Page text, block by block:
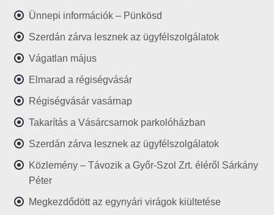
Ünnepi információk – Pünkösd
Szerdán zárva lesznek az ügyfélszolgálatok
Vágatlan május
Elmarad a régiségvásár
Régiségvásár vasárnap
Takarítás a Vásárcsarnok parkolóházban
Szerdán zárva lesznek az ügyfélszolgálatok
Közlemény – Távozik a Győr-Szol Zrt. éléről Sárkány
Péter
Megkezdődött az egynyári virágok kiültetése